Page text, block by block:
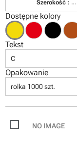
Szerokość :
Dostępne kolory
Tekst
C
Opakowanie
rolka 1000 szt.